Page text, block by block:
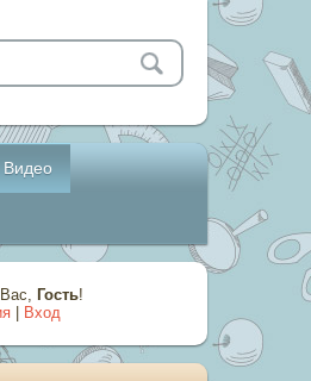
Видео
, Гость!
Вход